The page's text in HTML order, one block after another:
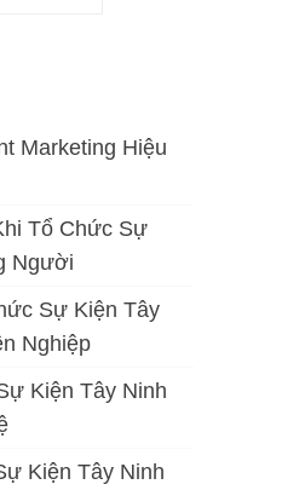
Marketing Hiệu
Tổ Chức Sự
Người
Sự Kiện Tây
Nghiệp
Kiện Tây Ninh
Kiện Tây Ninh